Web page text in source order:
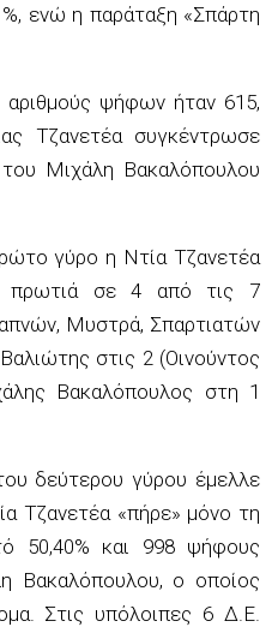
ενώ η παράταξη «Σπάρτη
ψήφων ήταν 615,
Τζανετέα συγκέντρωσε
Μιχάλη Βακαλόπουλου
γύρο η Ντία Τζανετέα
πρωτιά σε 4 από τις 7
Μυστρά, Σπαρτιατών
στις 2 (Οινούντος
Βακαλόπουλος στη 1
δεύτερου γύρου έμελλε
Τζανετέα «πήρε» μόνο τη
50,40% και 998 ψήφους
Βακαλόπουλου, ο οποίος
Στις υπόλοιπες 6 Δ.Ε.